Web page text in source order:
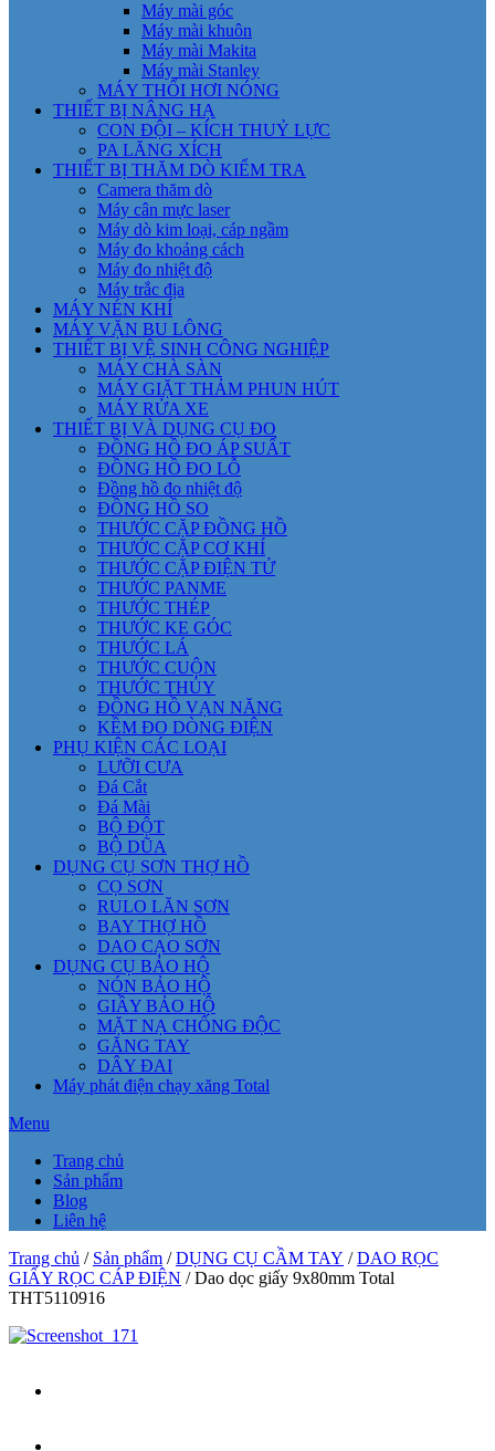
Máy mài góc
Máy mài khuôn
Máy mài Makita
Máy mài Stanley
MÁY THỔI HƠI NÓNG
THIẾT BỊ NÂNG HẠ
CON ĐỘI – KÍCH THUỶ LỰC
PA LĂNG XÍCH
THIẾT BỊ THĂM DÒ KIỂM TRA
Camera thăm dò
Máy cân mực laser
Máy dò kim loại, cáp ngầm
Máy đo khoảng cách
Máy đo nhiệt độ
Máy trắc địa
MÁY NÉN KHÍ
MÁY VẶN BU LÔNG
THIẾT BỊ VỆ SINH CÔNG NGHIỆP
MÁY CHÀ SÀN
MÁY GIẶT THẢM PHUN HÚT
MÁY RỬA XE
THIẾT BỊ VÀ DỤNG CỤ ĐO
ĐỒNG HỒ ĐO ÁP SUẤT
ĐỒNG HỒ ĐO LỖ
Đồng hồ đo nhiệt độ
ĐỒNG HỒ SO
THƯỚC CẶP ĐỒNG HỒ
THƯỚC CẶP CƠ KHÍ
THƯỚC CẶP ĐIỆN TỬ
THƯỚC PANME
THƯỚC THÉP
THƯỚC KE GÓC
THƯỚC LÁ
THƯỚC CUỘN
THƯỚC THỦY
ĐỒNG HỒ VẠN NĂNG
KỀM ĐO DÒNG ĐIỆN
PHỤ KIỆN CÁC LOẠI
LƯỠI CƯA
Đá Cắt
Đá Mài
BỘ ĐỘT
BỘ DŨA
DỤNG CỤ SƠN THỢ HỒ
CỌ SƠN
RULO LĂN SƠN
BAY THỢ HỒ
DAO CẠO SƠN
DỤNG CỤ BẢO HỘ
NÓN BẢO HỘ
GIẦY BẢO HỘ
MẶT NẠ CHỐNG ĐỘC
GĂNG TAY
DÂY ĐAI
Máy phát điện chạy xăng Total
Menu
Trang chủ
Sản phẩm
Blog
Liên hệ
Trang chủ / Sản phẩm /DỤNG CỤ CẦM TAY /DAO RỌC
GIẤY RỌC CÁP ĐIỆN / Dao dọc giấy 9x80mm Total
THT5110916